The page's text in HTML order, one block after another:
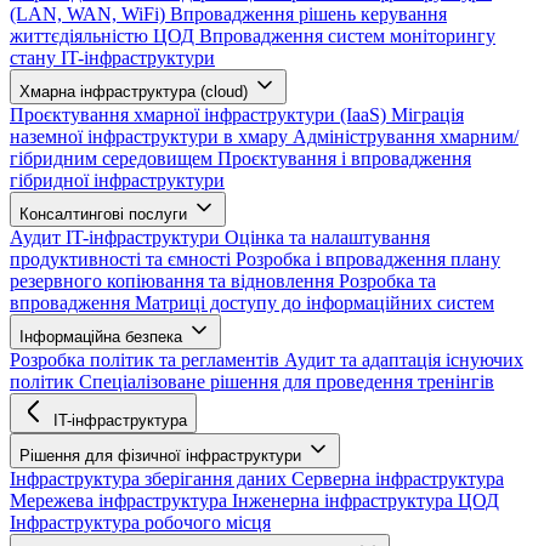
(LAN, WAN, WiFi) Впровадження рішень керування
життєдіяльністю ЦОД Впровадження систем моніторингу
стану IT-інфраструктури
Хмарна інфраструктура (cloud)
Проєктування хмарної інфраструктури (IaaS) Міграція
наземної інфраструктури в хмару Адміністрування хмарним/
гібридним середовищем Проєктування і впровадження
гібридної інфраструктури
Консалтингові послуги
Аудит IT-інфраструктури Оцінка та налаштування
продуктивності та ємності Розробка і впровадження плану
резервного копіювання та відновлення Розробка та
впровадження Матриці доступу до інформаційних систем
Інформаційна безпека
Розробка політик та регламентів Аудит та адаптація існуючих
політик Спеціалізоване рішення для проведення тренінгів
IT-інфраструктура
Рішення для фізичної інфраструктури
Інфраструктура зберігання даних Серверна інфраструктура
Мережева інфраструктура Інженерна інфраструктура ЦОД
Інфраструктура робочого місця